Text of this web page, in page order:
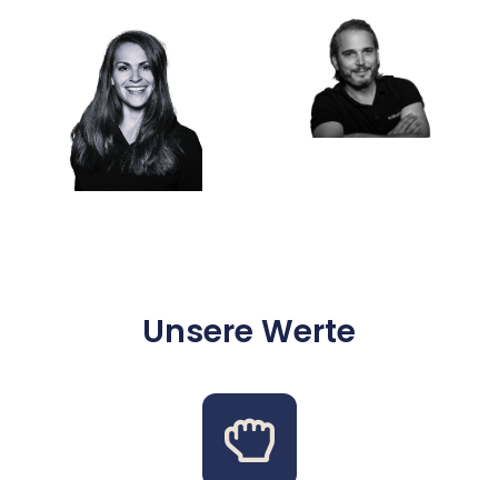
Unsere Werte